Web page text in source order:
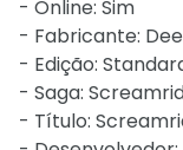
- Online: Sim
- Fabricante:
- Edição:
- Saga:
- Título: